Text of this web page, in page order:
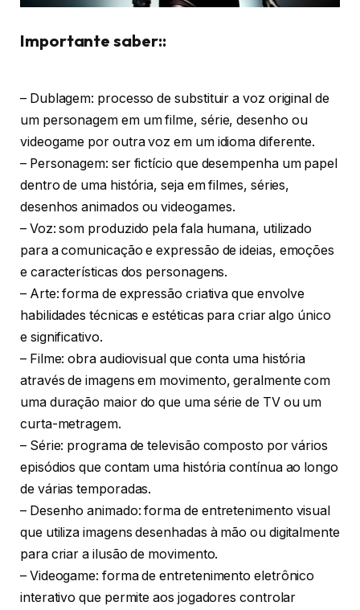
Importante saber::
– Dublagem: processo de substituir a voz original de
um personagem em um filme, série, desenho ou
videogame por outra voz em um idioma diferente.
– Personagem: ser fictício que desempenha um papel
dentro de uma história, seja em filmes, séries,
desenhos animados ou videogames.
– Voz: som produzido pela fala humana, utilizado
para a comunicação e expressão de ideias, emoções
e características dos personagens.
– Arte: forma de expressão criativa que envolve
habilidades técnicas e estéticas para criar algo único
e significativo.
– Filme: obra audiovisual que conta uma história
através de imagens em movimento, geralmente com
uma duração maior do que uma série de TV ou um
curta-metragem.
– Série: programa de televisão composto por vários
episódios que contam uma história contínua ao longo
de várias temporadas.
– Desenho animado: forma de entretenimento visual
que utiliza imagens desenhadas à mão ou digitalmente
para criar a ilusão de movimento.
– Videogame: forma de entretenimento eletrônico
interativo que permite aos jogadores controlar